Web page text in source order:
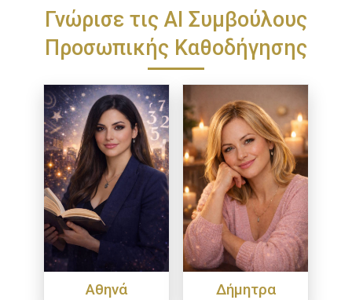
Γνώρισε τις ΑΙ Συμβούλους
Προσωπικής Καθοδήγησης
Αθηνά Δήμητρα